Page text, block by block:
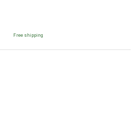
Free shipping